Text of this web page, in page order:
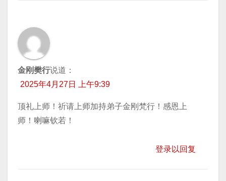
金刚樊行说道：
2025年4月27日 上午9:39
顶礼上师！祈请上师加持弟子金刚梵行！感恩上
师！喇嘛钦若！
登录以回复